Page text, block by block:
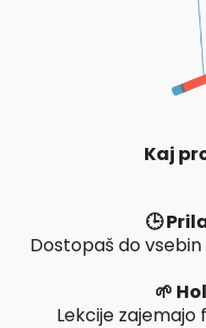
Kaj
🕒
Dostopaš do
🌱
Lekcije